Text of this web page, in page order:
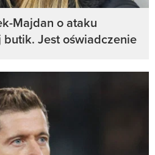
Majdan o ataku
Jest oświadczenie